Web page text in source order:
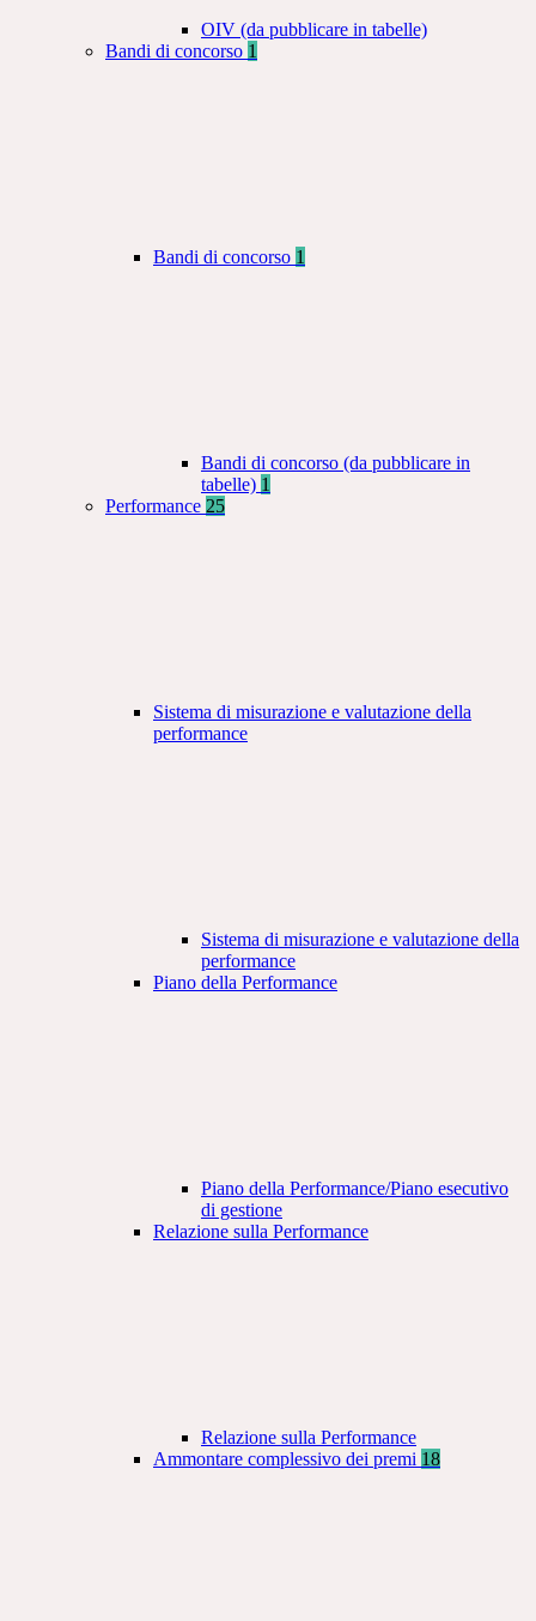
OIV (da pubblicare in tabelle)
Bandi di concorso 1
Bandi di concorso 1
Bandi di concorso (da pubblicare in
tabelle) 1
Performance 25
Sistema di misurazione e valutazione della
performance
Sistema di misurazione e valutazione della
performance
Piano della Performance
Piano della Performance/Piano esecutivo
di gestione
Relazione sulla Performance
Relazione sulla Performance
Ammontare complessivo dei premi 18